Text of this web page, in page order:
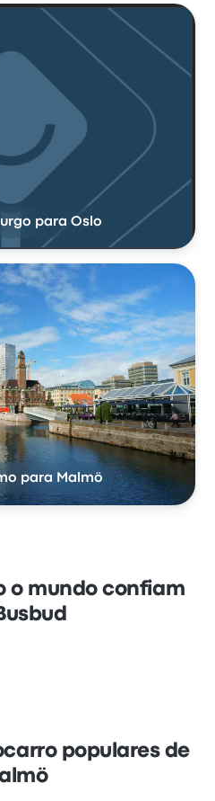
para Oslo
para Malmö
o mundo confiam
populares de